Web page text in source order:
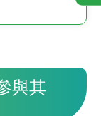
與其